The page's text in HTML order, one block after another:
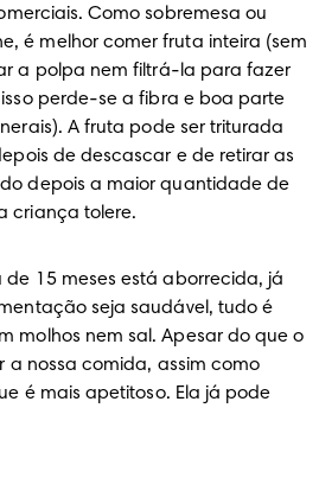
é melhor comer fruta inteira (sem
a polpa nem filtrá-la para fazer
perde-se a fibra e boa parte
A fruta pode ser triturada
de descascar e de retirar as
depois a maior quantidade de
criança tolere.
de 15 meses está aborrecida, já
seja saudável, tudo é
molhos nem sal. Apesar do que o
a nossa comida, assim como
é mais apetitoso. Ela já pode